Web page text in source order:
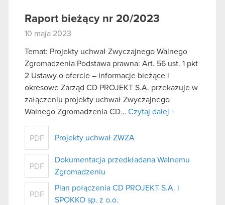
Raport bieżący nr 20/2023
10 maja 2023
Temat: Projekty uchwał Zwyczajnego Walnego
Zgromadzenia Podstawa prawna: Art. 56 ust. 1 pkt
2 Ustawy o ofercie – informacje bieżące i
okresowe Zarząd CD PROJEKT S.A. przekazuje w
załączeniu projekty uchwał Zwyczajnego
Walnego Zgromadzenia CD… Czytaj dalej
PDF Projekty uchwał ZWZA
PDF
Dokumentacja przedkładana Walnemu
Zgromadzeniu
PDF
Plan połączenia CD PROJEKT S.A. i
SPOKKO sp. z o.o.